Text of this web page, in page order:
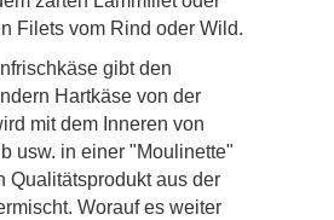
Filets vom Rind oder Wild.
gibt den
Hartkäse von der
mit dem Inneren von
usw. in einer "Moulinette"
Qualitätsprodukt aus der
Worauf es weiter